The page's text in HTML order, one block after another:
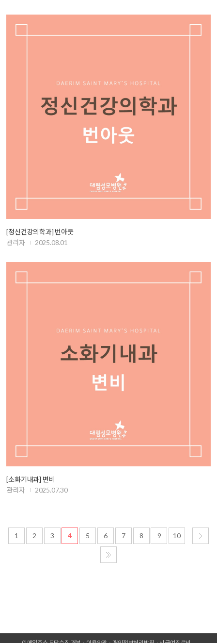
[정신건강의학과] 번아웃
관리자
2025.08.01
[소화기내과] 변비
관리자
2025.07.30
1 2 3 4 5 6 7 8 9 10